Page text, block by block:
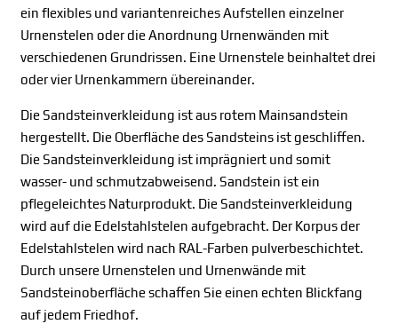
ein flexibles und variantenreiches Aufstellen einzelner
Urnenstelen oder die Anordnung Urnenwänden mit
verschiedenen Grundrissen. Eine Urnenstele beinhaltet drei
oder vier Urnenkammern übereinander.
Die Sandsteinverkleidung ist aus rotem Mainsandstein
hergestellt. Die Oberfläche des Sandsteins ist geschliffen.
Die Sandsteinverkleidung ist imprägniert und somit
wasser- und schmutzabweisend. Sandstein ist ein
pflegeleichtes Naturprodukt. Die Sandsteinverkleidung
wird auf die Edelstahlstelen aufgebracht. Der Korpus der
Edelstahlstelen wird nach RAL-Farben pulverbeschichtet.
Durch unsere Urnenstelen und Urnenwände mit
Sandsteinoberfläche schaffen Sie einen echten Blickfang
auf jedem Friedhof.